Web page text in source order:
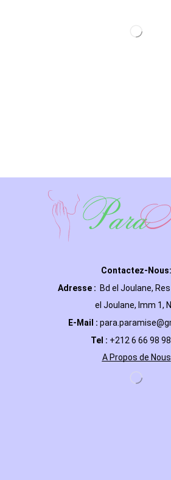
Contactez-Nous:
Adresse : Bd el Joulane, Res
el Joulane, Imm 1,
E-Mail :
Tel : +212 6 66 98
A Propos de Nous